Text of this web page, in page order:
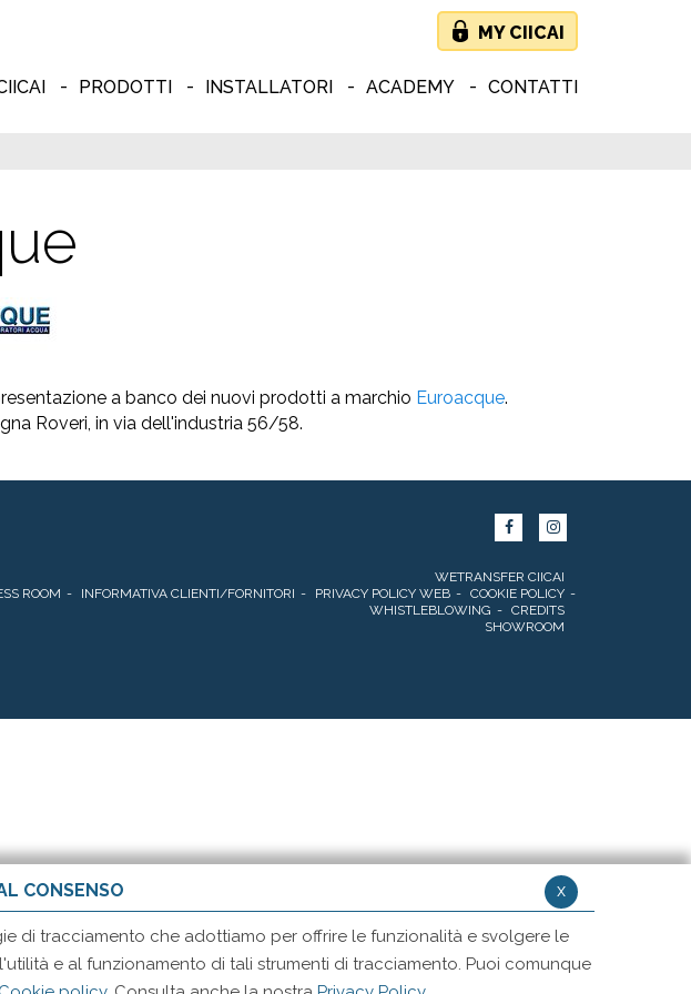
MY CIICAI
PRODOTTI INSTALLATORI ACADEMY CONTATTI
a banco dei nuovi prodotti a marchio Euroacque.
Roveri, in via dell'industria 56/58.
WETRANSFER CIICAI
ROOM INFORMATIVA CLIENTI/FORNITORI PRIVACY POLICY WEB
COOKIE POLICY
WHISTLEBLOWING
CREDITS
SHOWROOM
x
CONSENSO
di tracciamento che adottiamo per offrire le funzionalità e svolgere le
e al funzionamento di tali strumenti di tracciamento. Puoi comunque